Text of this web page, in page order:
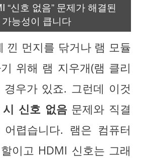
“신호 없음” 문제가 해결된
능성이 큽니다
낀 먼지를 닦거나 램 모듈
위해 램 지우개(램 클리
경우가 있죠. 그런데 이것
신호 없음문제와 직결
렵습니다. 램은 컴퓨터
이고 HDMI 신호는 그래